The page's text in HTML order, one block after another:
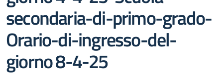
secondaria-di-primo-grado-
Orario-di-ingresso-del-
giorno 8-4-25